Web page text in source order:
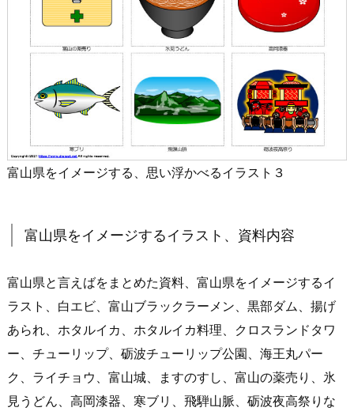
富山県をイメージする、思い浮かべるイラスト３
富山県をイメージするイラスト、資料内容
富山県と言えばをまとめた資料、富山県をイメージするイ
ラスト、白エビ、富山ブラックラーメン、黒部ダム、揚げ
あられ、ホタルイカ、ホタルイカ料理、クロスランドタワ
ー、チューリップ、砺波チューリップ公園、海王丸パー
ク、ライチョウ、富山城、ますのすし、富山の薬売り、氷
見うどん、高岡漆器、寒ブリ、飛騨山脈、砺波夜高祭りな